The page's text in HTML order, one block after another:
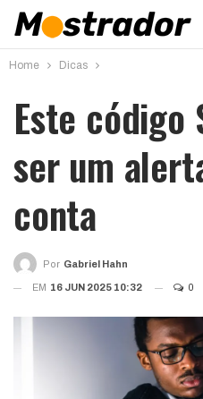
Home Dicas
Este código
ser um
conta
Por Gabriel Hahn
EM 16 JUN 2025 10:32 0